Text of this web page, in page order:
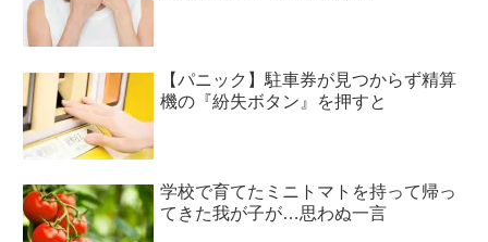
【パニック】駐車券が見つからず精算
機の『紛失ボタン』を押すと
学校で育てたミニトマトを持って帰っ
てきた我が子が…思わぬ一言